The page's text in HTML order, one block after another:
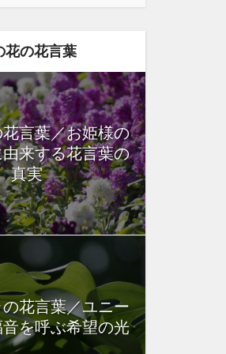
花の花言葉
言葉／お姫様の
来する花言葉の
真実
花言葉／ユニー
を呼ぶ希望の光